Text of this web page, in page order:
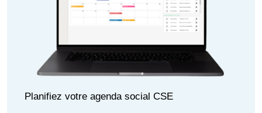
Planifiez votre agenda social CSE